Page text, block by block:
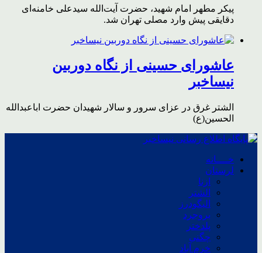
پیکر مطهر امام شهید،‌ حضرت آیت‌الله سیدعلی خامنه‌ای
دقایقی پیش وارد مصلی تهران شد.
عاشورای حسینی از نگاه دوربین
نیساخبر
الشتر غرق در عزای سرور و سالار شهیدان حضرت اباعبدالله
الحسین(ع)
خــــانه
لرستان
ازنا
الشتر
الیگودرز
بروجرد
پلدختر
چگنی
خرم آباد